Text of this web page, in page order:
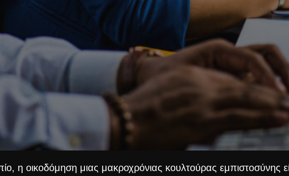
η οικοδόμηση μιας μακροχρόνιας κουλτούρας εμπιστοσύνης